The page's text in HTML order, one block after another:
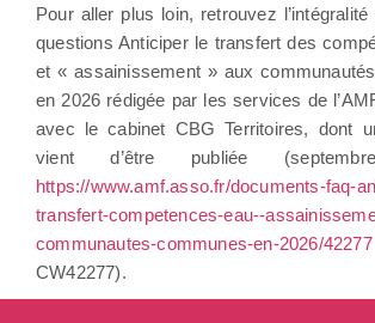
Pour aller plus loin, retrouvez
questions Anticiper le transfert des
et « assainissement » aux
en 2026 rédigée par les services de
avec le cabinet CBG Territoires, dont
vient d’être publiée
https://www.amf.asso.fr/documents-faq-
transfert-competences-eau--
communautes-communes-en-2026/42277
CW42277).